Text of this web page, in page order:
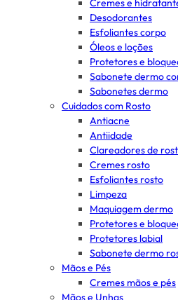
Cremes e
Desodorantes
Esfoliantes corpo
Óleos e loções
Protetores e
Sabonete dermo
Sabonetes dermo
Cuidados com Rosto
Antiacne
Antiidade
Clareadores de
Cremes rosto
Esfoliantes rosto
Limpeza
Maquiagem dermo
Protetores e
Protetores labial
Sabonete dermo
Mãos e Pés
Cremes mãos e pés
Mãos e Unhas